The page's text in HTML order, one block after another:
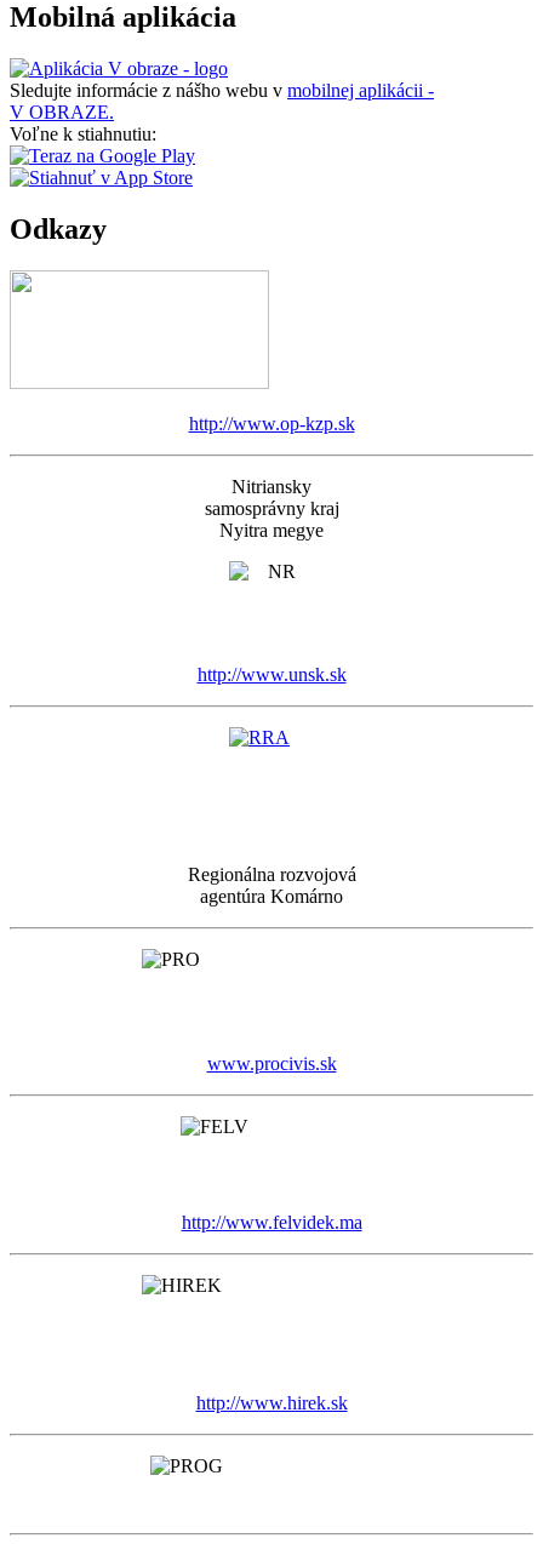
Mobilná aplikácia
Sledujte informácie z nášho webu v mobilnej aplikácii -
V OBRAZE.
Voľne k stiahnutiu:
Odkazy
http://www.op-kzp.sk
Nitriansky
samosprávny kraj
Nyitra megye
http://www.unsk.sk
Regionálna rozvojová
agentúra Komárno
www.procivis.sk
http://www.felvidek.ma
http://www.hirek.sk